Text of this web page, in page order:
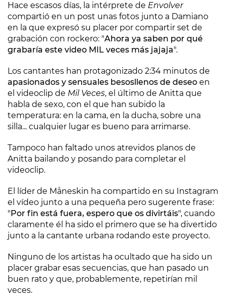
Hace escasos días, la intérprete de Envolver
compartió en un post unas fotos junto a Damiano
en la que expresó su placer por compartir set de
grabación con rockero: "Ahora ya saben por qué
grabaría este video MIL veces más jajaja".
Los cantantes han protagonizado 2:34 minutos de
apasionados y sensuales besosllenos de deseo en
el videoclip de Mil Veces, el último de Anitta que
habla de sexo, con el que han subido la
temperatura: en la cama, en la ducha, sobre una
silla... cualquier lugar es bueno para arrimarse.
Tampoco han faltado unos atrevidos planos de
Anitta bailando y posando para completar el
videoclip.
El líder de Måneskin ha compartido en su Instagram
el vídeo junto a una pequeña pero sugerente frase:
"Por fin está fuera, espero que os divirtáis", cuando
claramente él ha sido el primero que se ha divertido
junto a la cantante urbana rodando este proyecto.
Ninguno de los artistas ha ocultado que ha sido un
placer grabar esas secuencias, que han pasado un
buen rato y que, probablemente, repetirían mil
veces.